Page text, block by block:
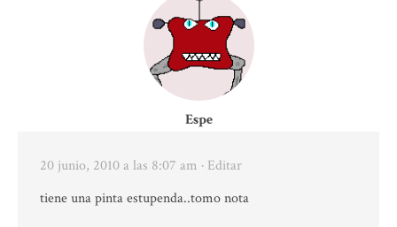
Espe
20 junio, 2010 a las 8:07 am · Editar
tiene una pinta estupenda..tomo nota